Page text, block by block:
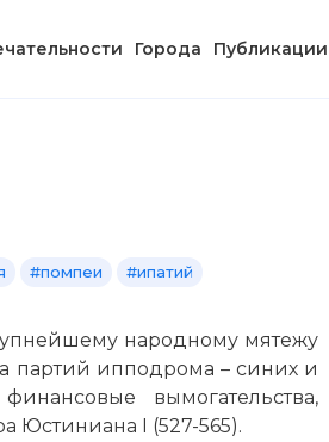
Города Публикации
#помпеи #ипатий
народному мятежу
партий ипподрома – синих и
вымогательства,
Юстиниана I (527-565).